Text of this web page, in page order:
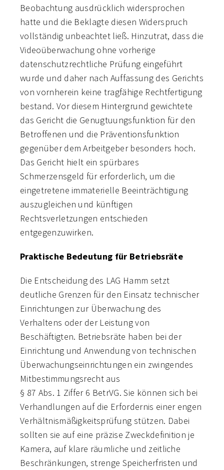
Beobachtung ausdrücklich widersprochen
hatte und die Beklagte diesen Widerspruch
vollständig unbeachtet ließ. Hinzutrat, dass die
Videoüberwachung ohne vorherige
datenschutzrechtliche Prüfung eingeführt
wurde und daher nach Auffassung des Gerichts
von vornherein keine tragfähige Rechtfertigung
bestand. Vor diesem Hintergrund gewichtete
das Gericht die Genugtuungsfunktion für den
Betroffenen und die Präventionsfunktion
gegenüber dem Arbeitgeber besonders hoch.
Das Gericht hielt ein spürbares
Schmerzensgeld für erforderlich, um die
eingetretene immaterielle Beeinträchtigung
auszugleichen und künftigen
Rechtsverletzungen entschieden
entgegenzuwirken.
Praktische Bedeutung für Betriebsräte
Die Entscheidung des LAG Hamm setzt
deutliche Grenzen für den Einsatz technischer
Einrichtungen zur Überwachung des
Verhaltens oder der Leistung von
Beschäftigten. Betriebsräte haben bei der
Einrichtung und Anwendung von technischen
Überwachungseinrichtungen ein zwingendes
Mitbestimmungsrecht aus
§ 87 Abs. 1 Ziffer 6 BetrVG. Sie können sich bei
Verhandlungen auf die Erfordernis einer engen
Verhältnismäßigkeitsprüfung stützen. Dabei
sollten sie auf eine präzise Zweckdefinition je
Kamera, auf klare räumliche und zeitliche
Beschränkungen, strenge Speicherfristen und